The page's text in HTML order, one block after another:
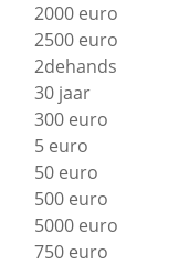
2000 euro
2500 euro
2dehands
30 jaar
300 euro
5 euro
50 euro
500 euro
5000 euro
750 euro